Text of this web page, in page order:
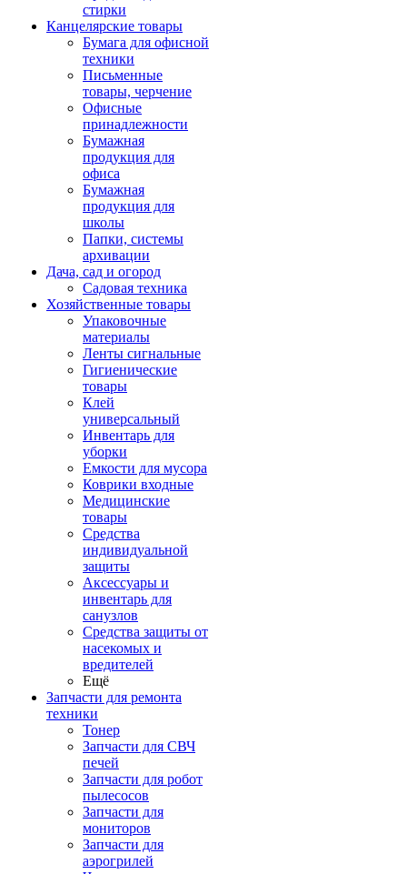
стирки
Канцелярские товары
Бумага для офисной
техники
Письменные
товары, черчение
Офисные
принадлежности
Бумажная
продукция для
офиса
Бумажная
продукция для
школы
Папки, системы
архивации
Дача, сад и огород
Садовая техника
Хозяйственные товары
Упаковочные
материалы
Ленты сигнальные
Гигиенические
товары
Клей
универсальный
Инвентарь для
уборки
Емкости для мусора
Коврики входные
Медицинские
товары
Средства
индивидуальной
защиты
Аксессуары и
инвентарь для
санузлов
Средства защиты от
насекомых и
вредителей
Ещё
Запчасти для ремонта
техники
Тонер
Запчасти для СВЧ
печей
Запчасти для робот
пылесосов
Запчасти для
мониторов
Запчасти для
аэрогрилей